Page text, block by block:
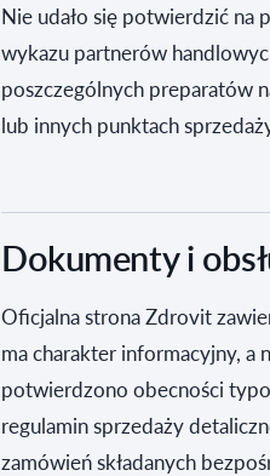
Nie udało się potwierdzić na
wykazu partnerów
poszczególnych preparatów
lub innych punktach
Dokumenty i
Oficjalna strona Zdrovit
ma charakter informacyjny, a
potwierdzono obecności
regulamin sprzedaży
zamówień składanych